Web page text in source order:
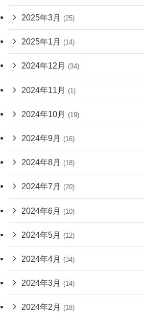
2025年3月 (25)
2025年1月 (14)
2024年12月 (34)
2024年11月 (1)
2024年10月 (19)
2024年9月 (16)
2024年8月 (18)
2024年7月 (20)
2024年6月 (10)
2024年5月 (12)
2024年4月 (34)
2024年3月 (14)
2024年2月 (18)